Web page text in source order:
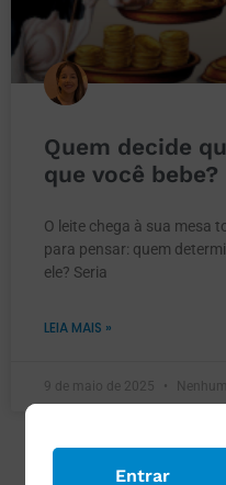
Quem decide
que você bebe?
O leite chega à sua mesa
para pensar: quem
ele? Seria
LEIA MAIS »
9 de maio de 2025
Entrar